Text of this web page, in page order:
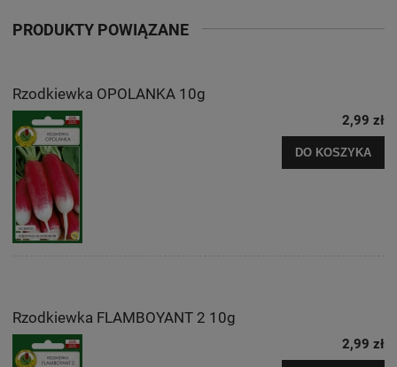
PRODUKTY POWIĄZANE
Rzodkiewka OPOLANKA 10g
2,99 zł
DO KOSZYKA
Rzodkiewka FLAMBOYANT 2 10g
2,99 zł